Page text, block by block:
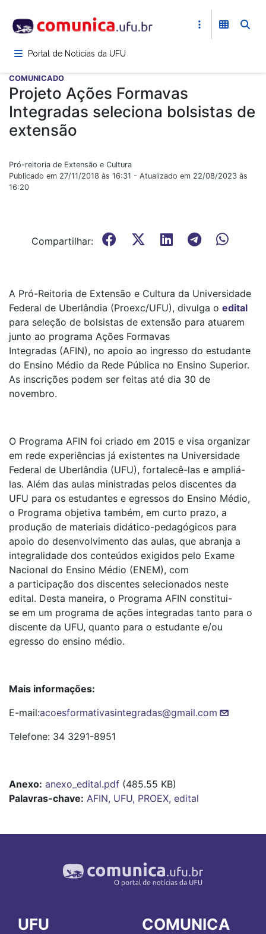
para
conteúdoPortal de Notícias da UFU
COMUNICADO
Projeto Ações Formavas
Integradas seleciona bolsistas de
extensão
Pró-reitoria de Extensão e Cultura
Publicado em 27/11/2018 às 16:31 - Atualizado em 22/08/2023 às
16:20
Compartilhar:
A Pró-Reitoria de Extensão e Cultura da Universidade
Federal de Uberlândia (Proexc/UFU), divulga o edital
para seleção de bolsistas de extensão para atuarem
junto ao programa Ações Formavas
Integradas (AFIN), no apoio ao ingresso do estudante
do Ensino Médio da Rede Pública no Ensino Superior.
As inscrições podem ser feitas até dia 30 de
novembro.
O Programa AFIN foi criado em 2015 e visa organizar
em rede experiências já existentes na Universidade
Federal de Uberlândia (UFU), fortalecê-las e ampliá-
las. Além das aulas ministradas pelos discentes da
UFU para os estudantes e egressos do Ensino Médio,
o Programa objetiva também, em curto prazo, a
produção de materiais didático-pedagógicos para
apoio do desenvolvimento das aulas, que abranja a
integralidade dos conteúdos exigidos pelo Exame
Nacional do Ensino Médio (ENEM), com
a participação dos discentes selecionados neste
edital. Desta maneira, o Programa AFIN constitui-
se em um programa de ações integradas tanto para o
discente da UFU, quanto para o estudante e/ou
egresso do ensino médio.
Mais informações:
E-mail:acoesformativasintegradas@gmail.com
Telefone: 34 3291-8951
Anexo anexo_edital.pdf (485.55 KB)
Palavras-chave: AFIN, UFU, PROEX, edital
UFU COMUNICA